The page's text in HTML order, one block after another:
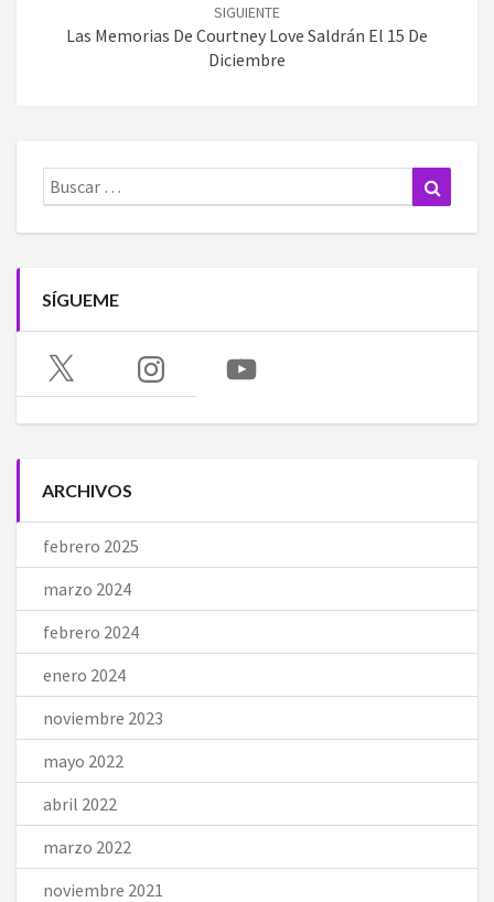
SIGUIENTE
Las Memorias De Courtney Love Saldrán El 15 De
Diciembre
Buscar:
SÍGUEME
X Instagram YouTube
ARCHIVOS
febrero 2025
marzo 2024
febrero 2024
enero 2024
noviembre 2023
mayo 2022
abril 2022
marzo 2022
noviembre 2021